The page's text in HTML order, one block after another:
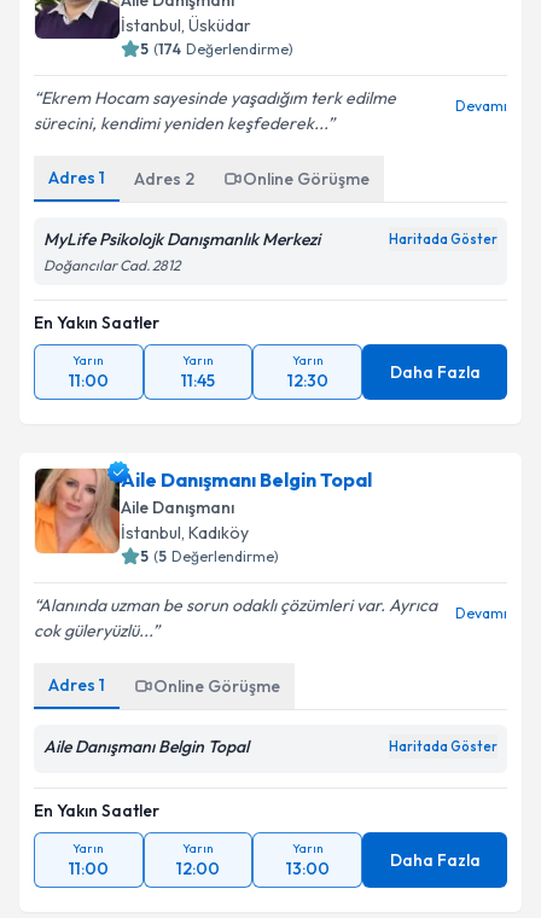
İstanbul, Üsküdar
5 (174 Değerlendirme)
Ekrem Hocam sayesinde yaşadığım terk edilme
sürecini, kendimi yeniden keşfederek...
Devamı
Adres 1 Adres 2 Online Görüşme
MyLife Psikolojk Danışmanlık Merkezi Haritada Göster
Doğancılar Cad. 2812
En Yakın Saatler
Yarın
11:00
Yarın
11:45
Yarın
12:30 Daha Fazla
Aile Danışmanı Belgin Topal
Aile Danışmanı
İstanbul, Kadıköy
5 (5 Değerlendirme)
Alanında uzman be sorun odaklı çözümleri var. Ayrıca
cok güleryüzlü...
Devamı
Adres 1 Online Görüşme
Aile Danışmanı Belgin Topal Haritada Göster
En Yakın Saatler
Yarın
11:00
Yarın
12:00
Yarın
13:00 Daha Fazla